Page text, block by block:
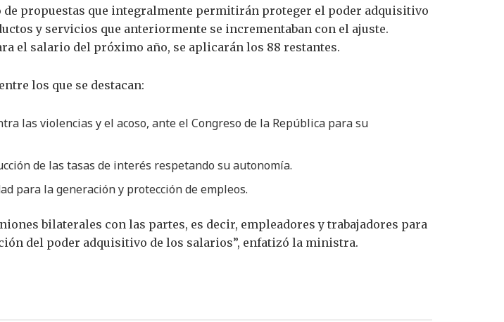
de propuestas que integralmente permitirán proteger el poder adquisitivo
y servicios que anteriormente se incrementaban con el ajuste.
el salario del próximo año, se aplicarán los 88 restantes.
los que se destacan:
las violencias y el acoso, ante el Congreso de la República para su
de las tasas de interés respetando su autonomía.
para la generación y protección de empleos.
bilaterales con las partes, es decir, empleadores y trabajadores para
del poder adquisitivo de los salarios”, enfatizó la ministra.